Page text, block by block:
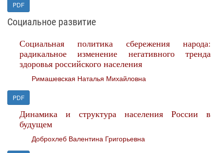
PDF
Социальное развитие
Социальная политика сбережения народа:
радикальное изменение негативного тренда
здоровья российского населения
Римашевская Наталья Михайловна
PDF
Динамика и структура населения России в
будущем
Доброхлеб Валентина Григорьевна